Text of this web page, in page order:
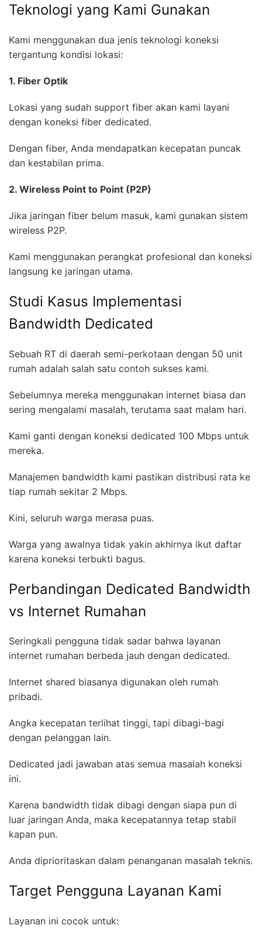
Teknologi yang Kami Gunakan
Kami menggunakan dua jenis teknologi koneksi
tergantung kondisi lokasi:
1. Fiber Optik
Lokasi yang sudah support fiber akan kami layani
dengan koneksi fiber dedicated.
Dengan fiber, Anda mendapatkan kecepatan puncak
dan kestabilan prima.
2. Wireless Point to Point (P2P)
Jika jaringan fiber belum masuk, kami gunakan sistem
wireless P2P.
Kami menggunakan perangkat profesional dan koneksi
langsung ke jaringan utama.
Studi Kasus Implementasi
Bandwidth Dedicated
Sebuah RT di daerah semi-perkotaan dengan 50 unit
rumah adalah salah satu contoh sukses kami.
Sebelumnya mereka menggunakan internet biasa dan
sering mengalami masalah, terutama saat malam hari.
Kami ganti dengan koneksi dedicated 100 Mbps untuk
mereka.
Manajemen bandwidth kami pastikan distribusi rata ke
tiap rumah sekitar 2 Mbps.
Kini, seluruh warga merasa puas.
Warga yang awalnya tidak yakin akhirnya ikut daftar
karena koneksi terbukti bagus.
Perbandingan Dedicated Bandwidth
vs Internet Rumahan
Seringkali pengguna tidak sadar bahwa layanan
internet rumahan berbeda jauh dengan dedicated.
Internet shared biasanya digunakan oleh rumah
pribadi.
Angka kecepatan terlihat tinggi, tapi dibagi-bagi
dengan pelanggan lain.
Dedicated jadi jawaban atas semua masalah koneksi
ini.
Karena bandwidth tidak dibagi dengan siapa pun di
luar jaringan Anda, maka kecepatannya tetap stabil
kapan pun.
Anda diprioritaskan dalam penanganan masalah teknis.
Target Pengguna Layanan Kami
Layanan ini cocok untuk: